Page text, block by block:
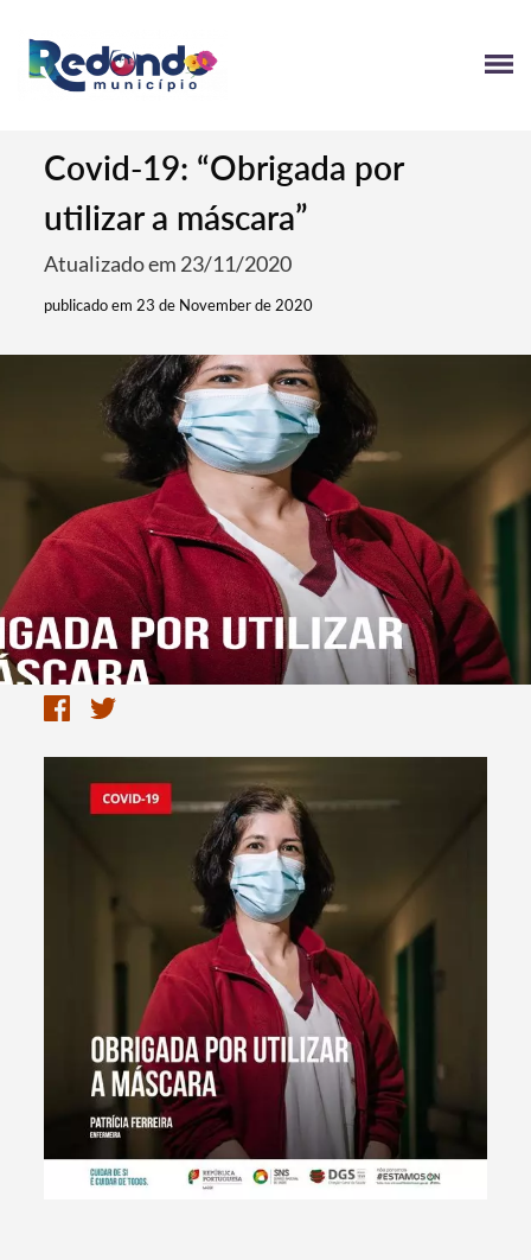
Covid-19: “Obrigada por
utilizar a máscara”
Atualizado em 23/11/2020
publicado em 23 de November de 2020